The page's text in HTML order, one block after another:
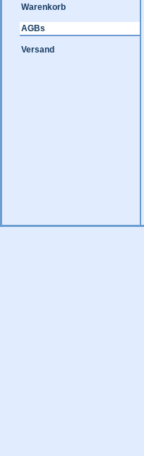
Warenkorb
AGBs
Versand